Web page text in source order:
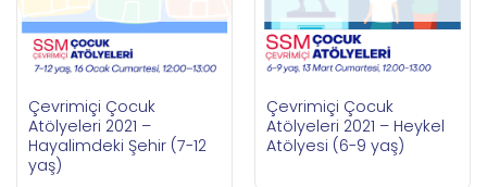
Çevrimiçi Çocuk
Atölyeleri 2021 –
Hayalimdeki Şehir (7-12
yaş)
Çevrimiçi Çocuk
Atölyeleri 2021 – Heykel
Atölyesi (6-9 yaş)